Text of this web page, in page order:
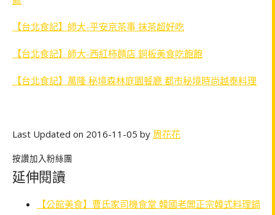
【台北食記】師大-平安京茶事 抹茶超好吃
【台北食記】師大-西紅柿麵店 銅板美食吃飽飽
【台北食記】萬隆 秘境森林庭園餐廳 都市秘境時尚越泰料理
Last Updated on 2016-11-05 by 周花花
按讚加入粉絲團
延伸閱讀
【公館美食】曹氏家司機食堂 韓國老闆正宗韓式料理鍋